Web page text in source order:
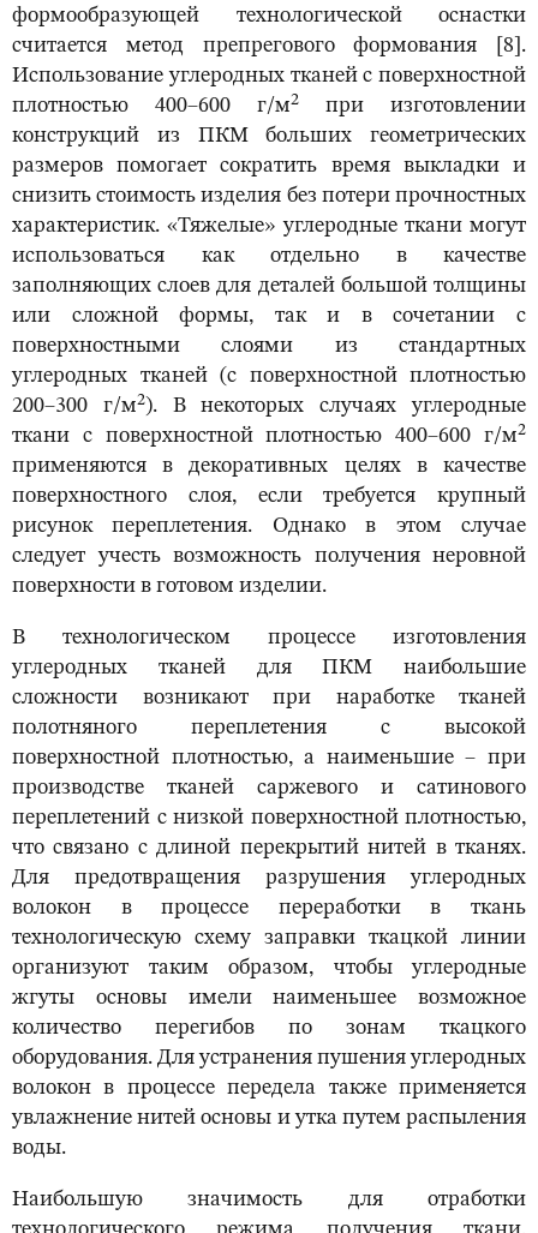
формообразующей технологической оснастки
считается метод препрегового формования [8].
Использование углеродных тканей с поверхностной
плотностью 400–600 г/м2
при изготовлении
конструкций из ПКМ больших геометрических
размеров помогает сократить время выкладки и
снизить стоимость изделия без потери прочностных
характеристик. «Тяжелые» углеродные ткани могут
использоваться как отдельно в качестве
заполняющих слоев для деталей большой толщины
или сложной формы, так и в сочетании с
поверхностными слоями из стандартных
углеродных тканей (с поверхностной плотностью
200–300 г/м2). В некоторых случаях углеродные
ткани с поверхностной плотностью 400–600 г/м2
применяются в декоративных целях в качестве
поверхностного слоя, если требуется крупный
рисунок переплетения. Однако в этом случае
следует учесть возможность получения неровной
поверхности в готовом изделии.
В технологическом процессе изготовления
углеродных тканей для ПКМ наибольшие
сложности возникают при наработке тканей
полотняного переплетения с высокой
поверхностной плотностью, а наименьшие – при
производстве тканей саржевого и сатинового
переплетений с низкой поверхностной плотностью,
что связано с длиной перекрытий нитей в тканях.
Для предотвращения разрушения углеродных
волокон в процессе переработки в ткань
технологическую схему заправки ткацкой линии
организуют таким образом, чтобы углеродные
жгуты основы имели наименьшее возможное
количество перегибов по зонам ткацкого
оборудования. Для устранения пушения углеродных
волокон в процессе передела также применяется
увлажнение нитей основы и утка путем распыления
воды.
Наибольшую значимость для отработки